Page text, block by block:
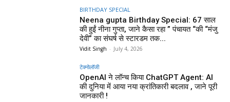
BIRTHDAY SPECIAL
Neena gupta Birthday Special: 67 साल
की हुईं नीना गुप्ता, जाने कैसा रहा ” पंचायत “की “मंजु
देवी” का संघर्ष से स्टारडम तक...
Vidit Singh - July 4, 2026
टेक्नोलॉजी
OpenAI ने लॉन्च किया ChatGPT Agent: AI
की दुनिया में आया नया क्रांतिकारी बदलाव , जाने पूरी
जानकारी !